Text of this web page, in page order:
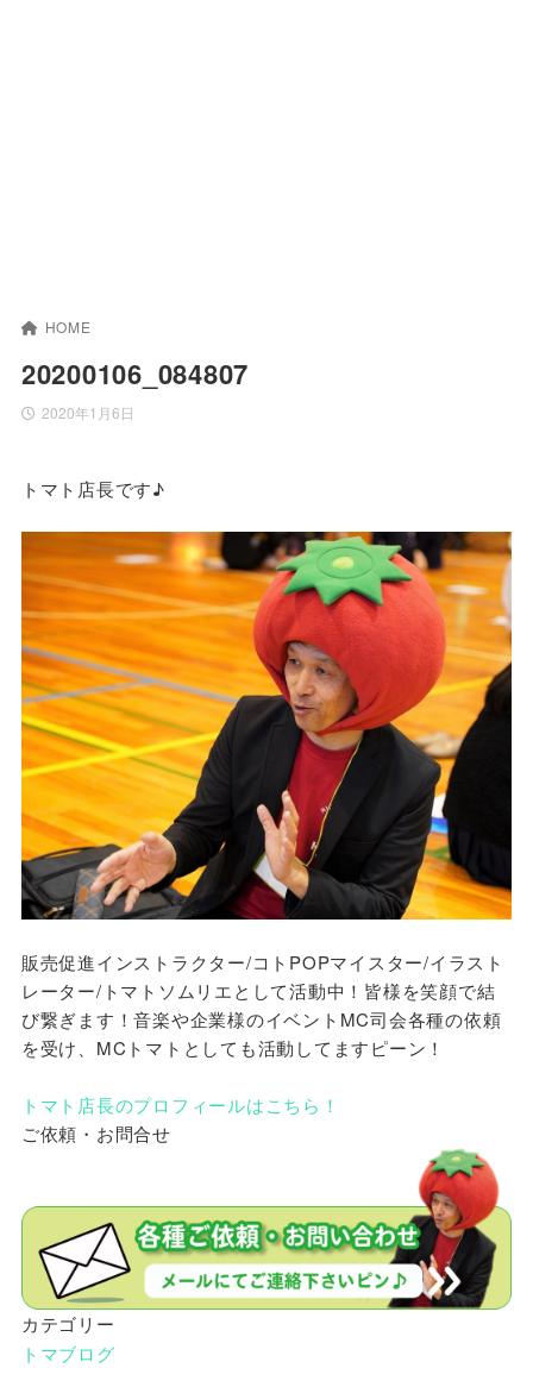
HOME
20200106_084807
2020年1月6日
トマト店長です♪
販売促進インストラクター/コトPOPマイスター/イラスト
レーター/トマトソムリエとして活動中！皆様を笑顔で結
び繋ぎます！音楽や企業様のイベントMC司会各種の依頼
を受け、MCトマトとしても活動してますピーン！
トマト店長のプロフィールはこちら！
ご依頼・お問合せ
カテゴリー
トマブログ